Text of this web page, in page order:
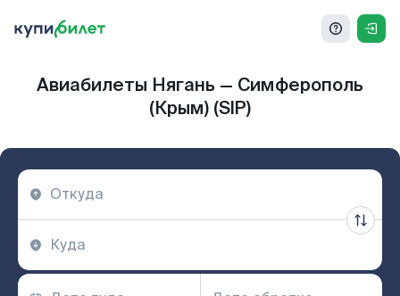
Авиабилеты Нягань — Симферополь
(Крым) (SIP)